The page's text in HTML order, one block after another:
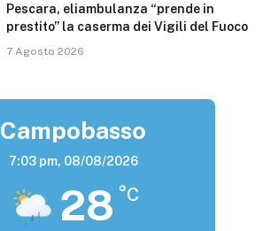
Pescara, eliambulanza “prende in
prestito” la caserma dei Vigili del Fuoco
7 Agosto 2026
Campobasso
7:03 pm, 08/08/2026
28 °C